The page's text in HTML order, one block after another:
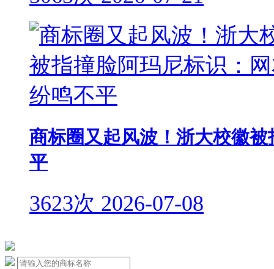
商标圈又起风波！浙大校徽
平
3623次 2026-07-08